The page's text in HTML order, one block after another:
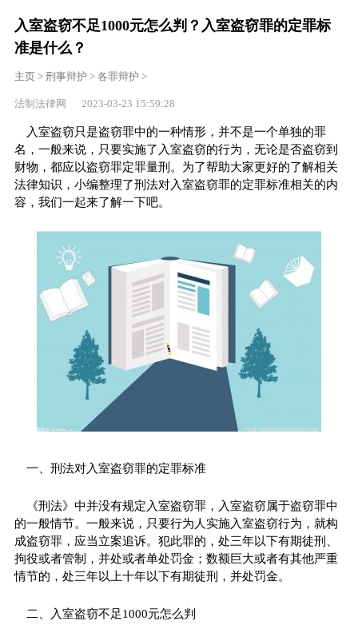
入室盗窃不足1000元怎么判？入室盗窃罪的定罪标
准是什么？
主页> 刑事辩护 > 各罪辩护 >
法制法律网 2023-03-23 15:59:28
入室盗窃只是盗窃罪中的一种情形，并不是一个单独的罪
名，一般来说，只要实施了入室盗窃的行为，无论是否盗窃到
财物，都应以盗窃罪定罪量刑。为了帮助大家更好的了解相关
法律知识，小编整理了刑法对入室盗窃罪的定罪标准相关的内
容，我们一起来了解一下吧。
一、刑法对入室盗窃罪的定罪标准
《刑法》中并没有规定入室盗窃罪，入室盗窃属于盗窃罪中
的一般情节。一般来说，只要行为人实施入室盗窃行为，就构
成盗窃罪，应当立案追诉。犯此罪的，处三年以下有期徒刑、
拘役或者管制，并处或者单处罚金；数额巨大或者有其他严重
情节的，处三年以上十年以下有期徒刑，并处罚金。
二、入室盗窃不足1000元怎么判